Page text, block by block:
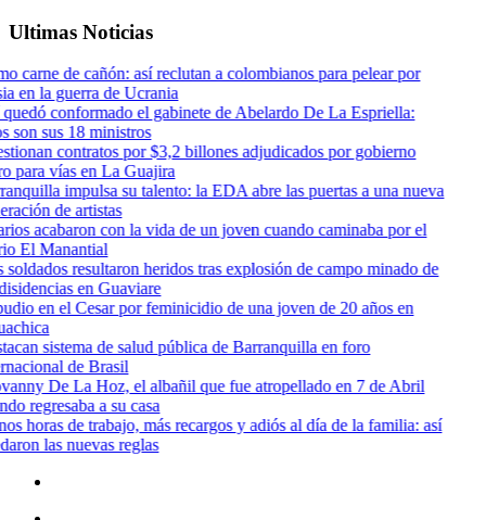
Ultimas Noticias